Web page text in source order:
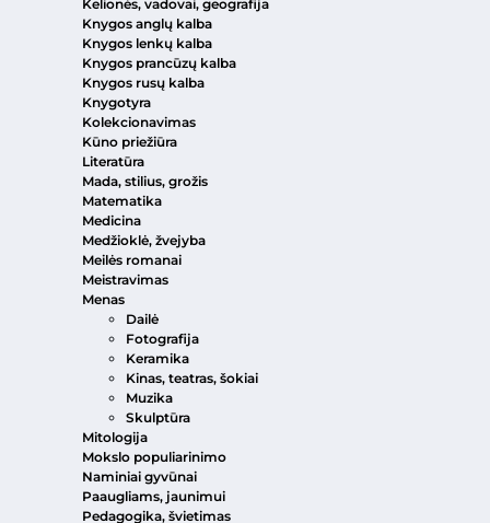
Kelionės, vadovai, geografija
Knygos anglų kalba
Knygos lenkų kalba
Knygos prancūzų kalba
Knygos rusų kalba
Knygotyra
Kolekcionavimas
Kūno priežiūra
Literatūra
Mada, stilius, grožis
Matematika
Medicina
Medžioklė, žvejyba
Meilės romanai
Meistravimas
Menas
Dailė
Fotografija
Keramika
Kinas, teatras, šokiai
Muzika
Skulptūra
Mitologija
Mokslo populiarinimo
Naminiai gyvūnai
Paaugliams, jaunimui
Pedagogika, švietimas